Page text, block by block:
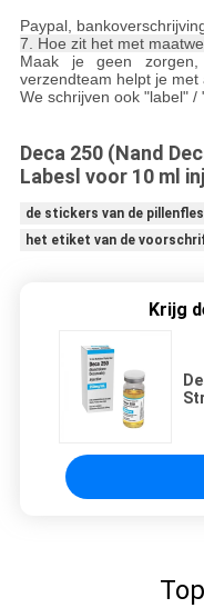
Paypal,
7. Hoe zit het met
Maak je geen zorgen,
verzendteam helpt je met
We schrijven ook "label" /
Deca 250 (Nand
Labesl voor 10 ml
de stickers van de pillenfles
het etiket van de
Krijg